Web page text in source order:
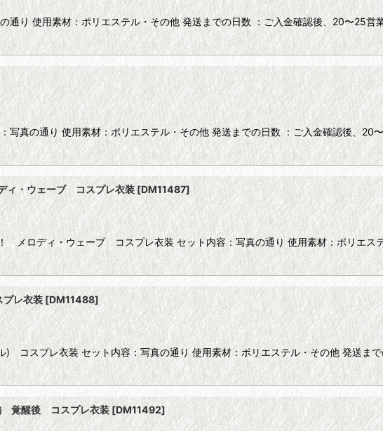
り 使用素材：ポリエステル・その他 発送までの日数 ：ご入金確認後、20〜25営
の通り 使用素材：ポリエステル・その他 発送までの日数 ：ご入金確認後、20
ィ・ウェーブ コスプレ衣装[DM11487]
メロディ・ウェーブ コスプレ衣装 セット内容：写真の通り 使用素材：ポリエス
レ衣装[DM11488]
コスプレ衣装 セット内容：写真の通り 使用素材：ポリエステル・その他 発送ま
覚醒後 コスプレ衣装 [DM11492]